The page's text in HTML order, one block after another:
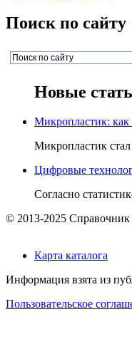
Поиск по сайту
Новые
Микропластик:
Микропластик
Цифровые
Согласно
© 2013-2025
Карта каталога
Информация взята из
Пользовательское